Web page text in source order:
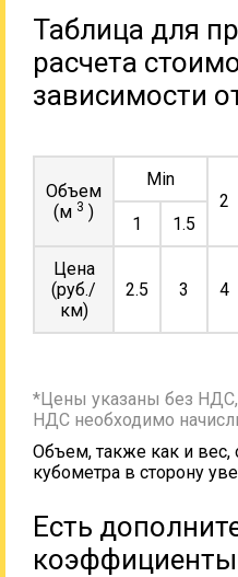
Таблица для
расчета
зависимости
Объем
(м 3 )
Min
2
1
1.5
Цена
(руб./
км)
2.5 3 4
*Цены указаны без
НДС необходимо
Объем, также как и вес,
кубометра в сторону
Есть